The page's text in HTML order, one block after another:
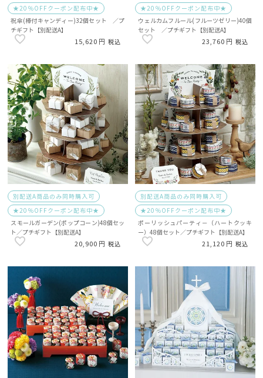
★20％OFFクーポン配布中★
祝傘(棒付キャンディー)32個セット ／プ
チギフト【別配送A】
15,620 税込
★20％OFFクーポン配布中★
ウェルカムフルール(フルーツゼリー)40個
セット ／プチギフト【別配送A】
23,760 税込
別配送A商品のみ同時購入可
★20％OFFクーポン配布中★
スモールガーデン(ポップコーン)48個セッ
ト／プチギフト【別配送A】
20,900 税込
別配送A商品のみ同時購入可
★20％OFFクーポン配布中★
ポーリッシュパーティ－（ハートクッキ
ー）48個セット／プチギフト【別配送A】
21,120 税込